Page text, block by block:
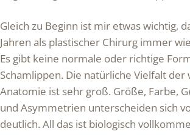
Gleich zu Beginn ist mir etwas wichtig,
Jahren als plastischer Chirurg immer
Es gibt keine normale oder richtige
Schamlippen. Die natürliche Vielfalt der
Anatomie ist sehr groß. Größe, Farbe,
und Asymmetrien unterscheiden sich
deutlich. All das ist biologisch